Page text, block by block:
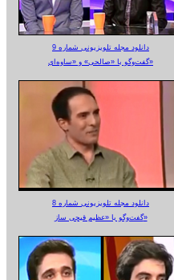
دانلود مجله تلویزیونی شماره 9
گفت‌وگو با «صالحی» و «ساوه‌ای»
دانلود مجله تلویزیونی شماره 8
گفت‌وگو با «عظیم قیچی ساز»